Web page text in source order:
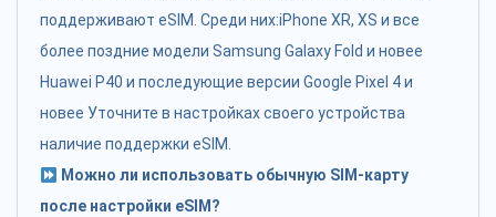
поддерживают eSIM. Среди них:iPhone XR, XS и все
более поздние модели Samsung Galaxy Fold и новее
Huawei P40 и последующие версии Google Pixel 4 и
новее Уточните в настройках своего устройства
наличие поддержки eSIM.
Можно ли использовать обычную SIM-карту
после настройки eSIM?